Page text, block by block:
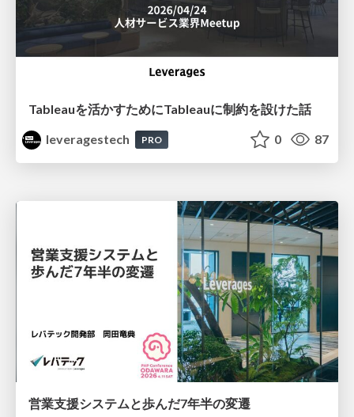
Tableauを活かすためにTableauに制約を設けた話
leveragestech
PRO 0 87
営業支援システムと歩んだ7年半の変遷